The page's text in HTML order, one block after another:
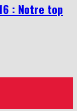
: Notre top